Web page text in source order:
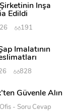
İnşa
Edildi
191
İmalatının
828
Güvenle Alın
Soru Cevap